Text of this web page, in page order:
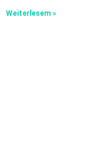
Weiterlesem »